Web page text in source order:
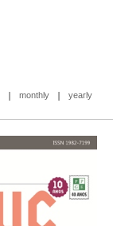
| monthly | yearly